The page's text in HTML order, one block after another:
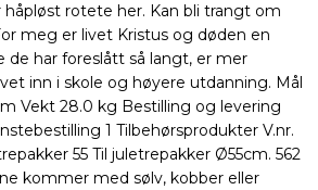
håpløst rotete her. Kan bli trangt om
meg er livet Kristus og døden en
de har foreslått så langt, er mer
inn i skole og høyere utdanning. Mål
Vekt 28.0 kg Bestilling og levering
1 Tilbehørsprodukter V.nr.
55 Til juletrepakker Ø55cm. 562
kommer med sølv, kobber eller